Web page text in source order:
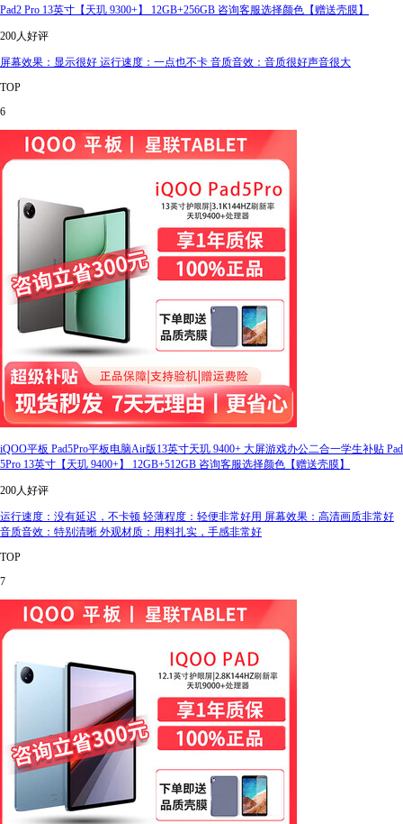
Pad2 Pro 13英寸【天玑 9300+】 12GB+256GB 咨询客服选择颜色【赠送壳膜】
200人好评
屏幕效果：显示很好 运行速度：一点也不卡 音质音效：音质很好声音很大
TOP
6
iQOO平板 Pad5Pro平板电脑Air版13英寸天玑 9400+ 大屏游戏办公二合一学生补贴 Pad
5Pro 13英寸【天玑 9400+】 12GB+512GB 咨询客服选择颜色【赠送壳膜】
200人好评
运行速度：没有延迟，不卡顿 轻薄程度：轻便非常好用 屏幕效果：高清画质非常好
音质音效：特别清晰 外观材质：用料扎实，手感非常好
TOP
7